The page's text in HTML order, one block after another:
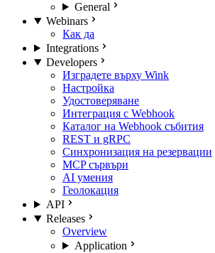
General
Webinars
Как да
Integrations
Developers
Изградете върху Wink
Настройка
Удостоверяване
Интеграция с Webhook
Каталог на Webhook събития
REST и gRPC
Синхронизация на резервации
MCP сървъри
AI умения
Геолокация
API
Releases
Overview
Application